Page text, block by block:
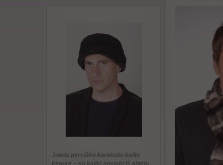
Juoda persiško karakulio kailio
kepurė – su kailio apvadu iš abiejų